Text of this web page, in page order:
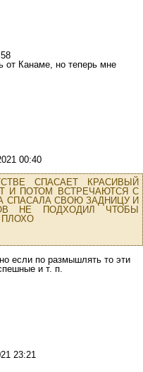
от Канаме, но теперь мне
00:40
СПАСАЕТ КРАСИВЫЙ
И ПОТОМ ВСТРЕЧАЮТСЯ С
СПАСАЛА СВОЮ ЗАДНИЦУ И
НЕ ПОДХОДИЛ ЧТОБЫ
если по размышлять то эти
и т. п.
23:21